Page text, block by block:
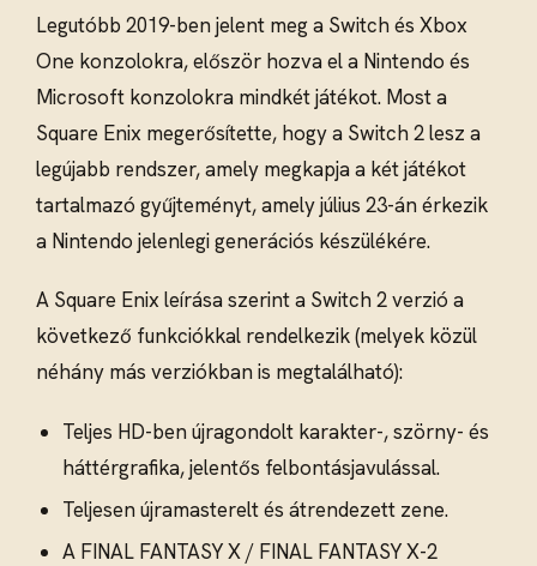
Legutóbb 2019-ben jelent meg a Switch és Xbox
One konzolokra, először hozva el a Nintendo és
Microsoft konzolokra mindkét játékot. Most a
Square Enix megerősítette, hogy a Switch 2 lesz a
legújabb rendszer, amely megkapja a két játékot
tartalmazó gyűjteményt, amely július 23-án érkezik
a Nintendo jelenlegi generációs készülékére.
A Square Enix leírása szerint a Switch 2 verzió a
következő funkciókkal rendelkezik (melyek közül
néhány más verziókban is megtalálható):
Teljes HD-ben újragondolt karakter-, szörny- és
háttérgrafika, jelentős felbontásjavulással.
Teljesen újramasterelt és átrendezett zene.
A FINAL FANTASY X / FINAL FANTASY X-2